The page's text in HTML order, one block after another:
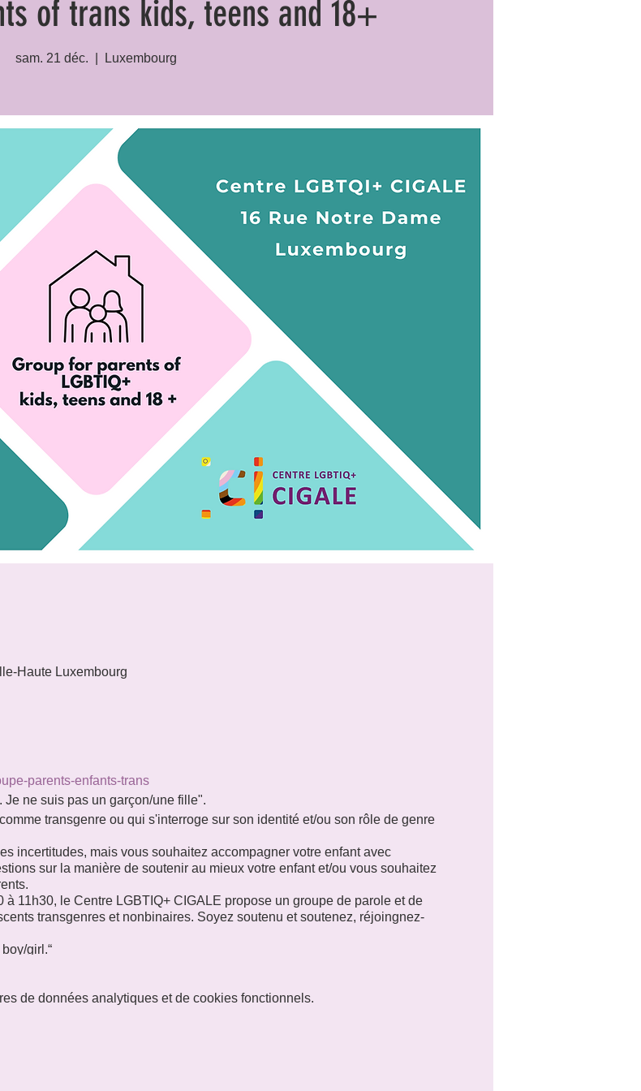
of trans kids, teens and 18+
sam. 21 déc. Luxembourg
Haute Luxembourg
parents-enfants-trans
ne suis pas un garçon/une fille".
transgenre ou qui s'interroge sur son identité et/ou son rôle de genre
incertitudes, mais vous souhaitez accompagner votre enfant avec
sur la manière de soutenir au mieux votre enfant et/ou vous souhaitez
11h30, le Centre LGBTIQ+ CIGALE propose un groupe de parole et de
transgenres et nonbinaires. Soyez soutenu et soutenez, réjoingnez-
girl.“
your child and/or would like to share your experiences with other
Junge/Mädchen."
de données analytiques et de cookies fonctionnels.